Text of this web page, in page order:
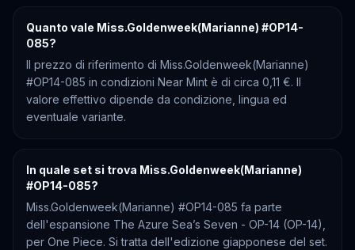
Quanto vale Miss.Goldenweek(Marianne) #OP14-
085?
Il prezzo di riferimento di Miss.Goldenweek(Marianne)
#OP14-085 in condizioni Near Mint è di circa 0,11 €. Il
valore effettivo dipende da condizione, lingua ed
eventuale variante.
In quale set si trova Miss.Goldenweek(Marianne)
#OP14-085?
Miss.Goldenweek(Marianne) #OP14-085 fa parte
dell'espansione The Azure Sea’s Seven - OP-14 (OP-14),
per One Piece. Si tratta dell'edizione giapponese del set.